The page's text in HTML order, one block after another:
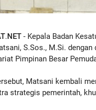
.NET - Kepala Badan
S.Sos., M.Si.
Pimpinan Besar
Matsani kembali
strategis pemerintah,